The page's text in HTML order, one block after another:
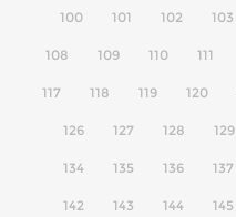
100 101 102 103
108 109 110 111
117 118 119 120
126 127 128 129
134 135 136 137
142 143 144 145